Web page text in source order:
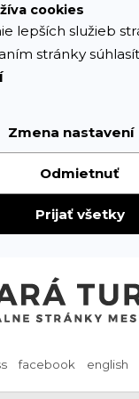
cookies
lepších služieb
stránky
Zmena nastavení
Odmietnuť
Prijať všetky
facebook english